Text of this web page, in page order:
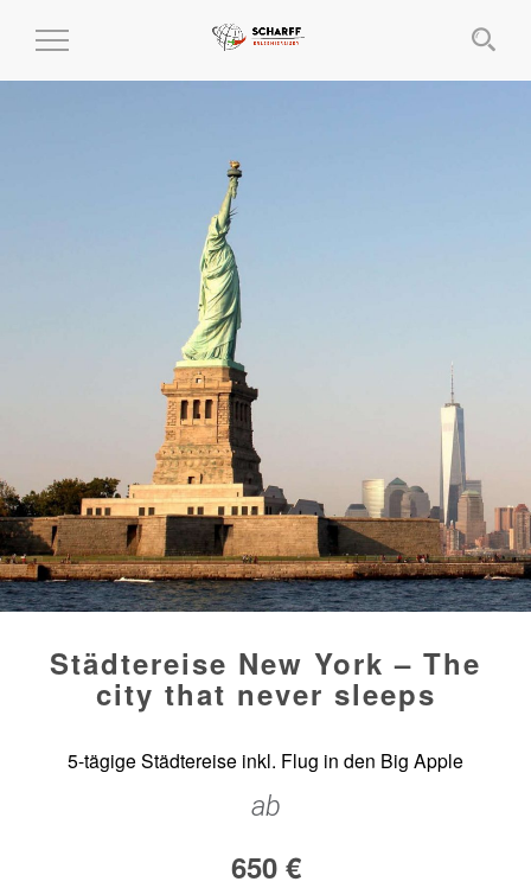
MENÜ
Städtereise New York – The
city that never sleeps
5-tägige Städtereise inkl. Flug in den Big Apple
ab
650 €